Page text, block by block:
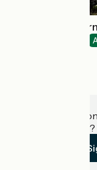
Camping du
Une
établissement ?